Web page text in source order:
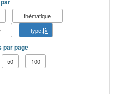
thématique
type
par page
50 100